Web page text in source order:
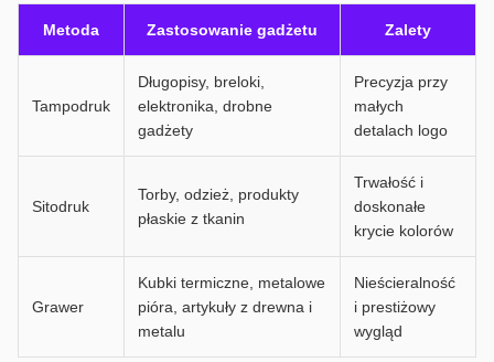
Metoda Zastosowanie gadżetu Zalety
Tampodruk
Długopisy, breloki,
elektronika, drobne
gadżety
Precyzja przy
małych
detalach logo
Sitodruk
Torby, odzież, produkty
płaskie z tkanin
Trwałość i
doskonałe
krycie kolorów
Grawer
Kubki termiczne, metalowe
pióra, artykuły z drewna i
metalu
Nieścieralność
i prestiżowy
wygląd